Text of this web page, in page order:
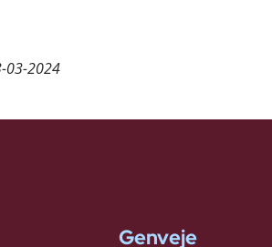
03-2024
Genveje